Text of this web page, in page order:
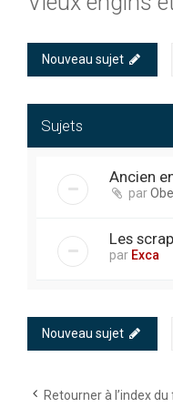
Nouveau sujet
Sujets
Ancien
par
Les
par Exca
Nouveau sujet
Retourner à l’index